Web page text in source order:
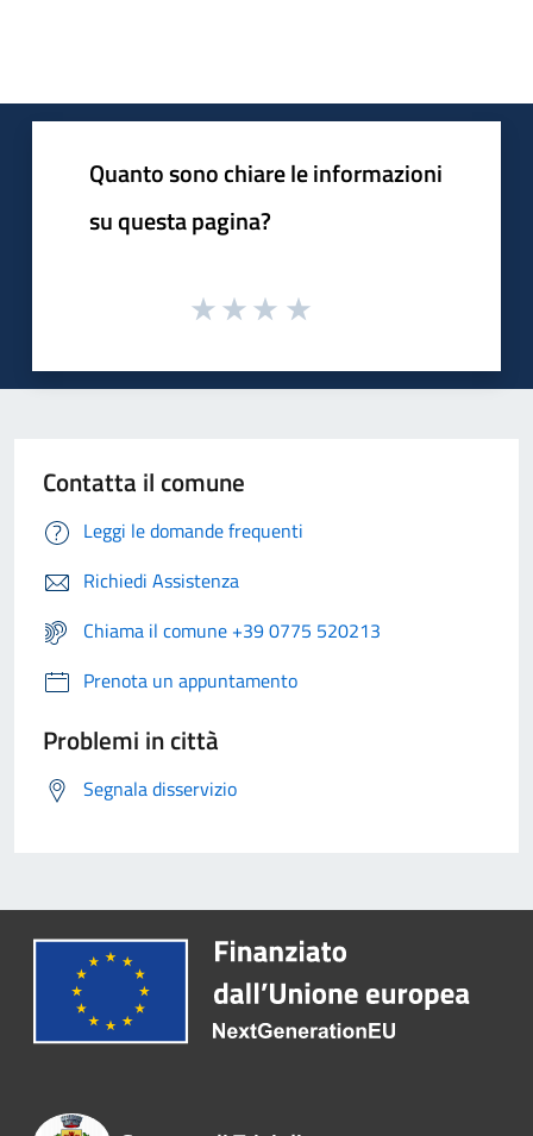
Quanto sono chiare le informazioni
su questa pagina?
Contatta il comune
Leggi le domande frequenti
Richiedi Assistenza
Chiama il comune +39 0775 520213
Prenota un appuntamento
Problemi in città
Segnala disservizio